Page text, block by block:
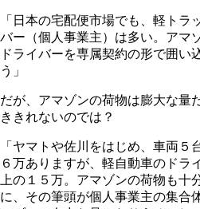
「日本の宅配便市場でも、軽トラ
バー（個人事業主）は多い。アマ
ドライバーを専属契約の形で囲い
う」
だが、アマゾンの荷物は膨大な量
ききれないのでは？
「ヤマトや佐川をはじめ、車両５
６万ありますが、軽自動車のドラ
上の１５万。アマゾンの荷物も十
に、その筆頭が個人事業主の集合